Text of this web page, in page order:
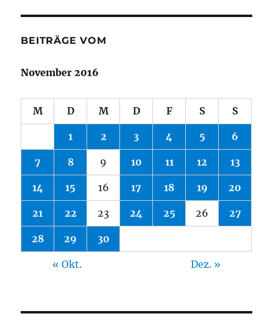
BEITRÄGE VOM
November 2016
M D M D F S S
1 2 3 4 5 6
7 8 9 10 11 12 13
14 15 16 17 18 19 20
21 22 23 24 25 26 27
28 29 30
« Okt. Dez. »